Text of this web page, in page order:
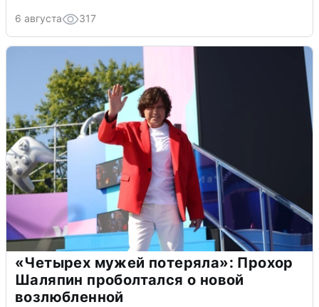
6 августа 317
«Четырех мужей потеряла»: Прохор
Шаляпин проболтался о новой
возлюбленной